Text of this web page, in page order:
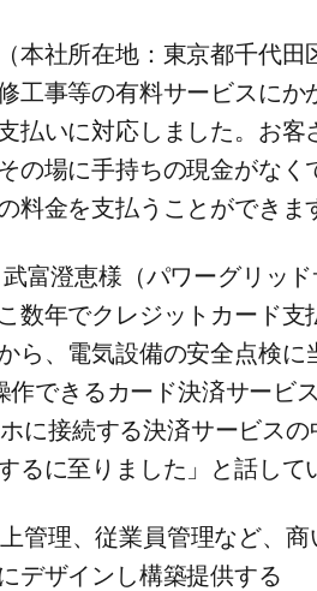
社所在地：東京都千代田
工事等の​有料サービスに​か
払いに​対応しました。​お客
の​場に​手持ちの​現金が​なく
料金を​支払う​ことができま
富澄恵様​（パワーグリッ
数年で​クレジットカード支
ら、​電気設備の​安全点検に​
できる​カード決済サービ
に​接続する​決済サービスの​
るに​至りました」と​話して
管理、​従業員管理など、​
デザインし構築提供する​